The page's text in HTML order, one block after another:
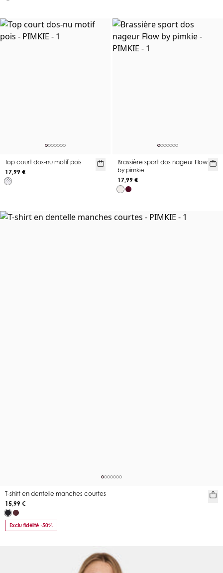
Top court dos-nu motif pois
17,99 €
Brassière sport dos nageur Flow
by pimkie
17,99 €
T-shirt en dentelle manches courtes
15,99 €
Exclu fidélité -50%